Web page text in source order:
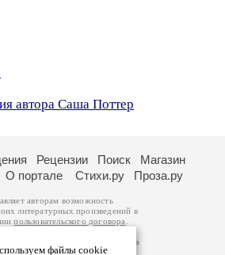
автора Саша Поттер
файлы cookie
Рецензии Поиск
Магазин
О портале Стихи.ру Проза.ру
авторам возможность
литературных произведений в
пользовательского договора
принадлежат авторам
произведений возможна
к которому вы можете